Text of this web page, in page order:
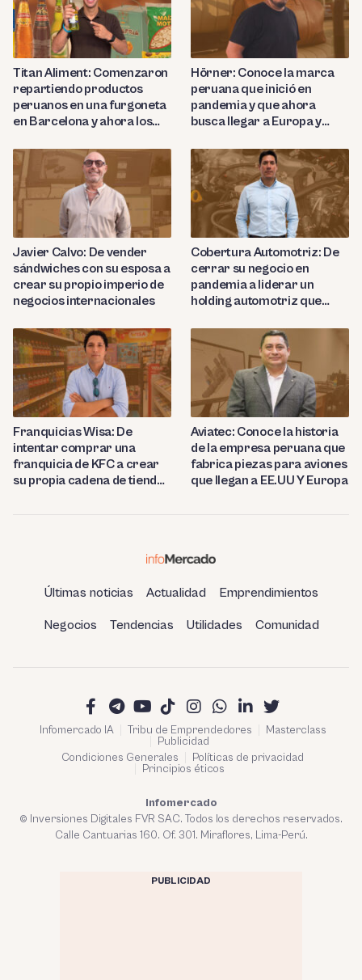
Titan Aliment: Comenzaron
repartiendo productos
peruanos en una furgoneta
en Barcelona y ahora los
países
Hörner: Conoce la marca
peruana que inició en
pandemia y que ahora
busca llegar a Europa y
productos de cuero de lujo
Javier Calvo: De vender
sándwiches con su esposa a
crear su propio imperio de
negocios internacionales
Cobertura Automotriz: De
cerrar su negocio en
pandemia a liderar un
holding automotriz que
en Perú
Franquicias Wisa: De
intentar comprar una
franquicia de KFC a crear
su propia cadena de tiendas
Aviatec: Conoce la historia
de la empresa peruana que
fabrica piezas para aviones
que llegan a EE.UU Y Europa
Últimas noticias Actualidad Emprendimientos
Negocios Tendencias Utilidades Comunidad
Infomercado IA Tribu de Emprendedores
Masterclass
Publicidad
Condiciones Generales
Políticas de privacidad
Principios éticos
Infomercado
© Inversiones Digitales FVR SAC. Todos los derechos reservados.
Calle Cantuarias 160. Of. 301. Miraflores, Lima-Perú.
PUBLICIDAD